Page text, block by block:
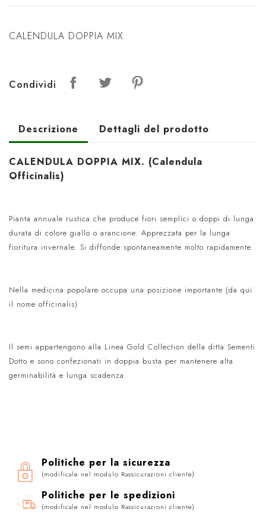
CALENDULA DOPPIA MIX.
Condividi
Descrizione Dettagli del prodotto
CALENDULA DOPPIA MIX. (Calendula
Officinalis)
Pianta annuale rustica che produce fiori semplici o doppi di lunga
durata di colore giallo o arancione. Apprezzata per la lunga
fioritura invernale. Si diffonde spontaneamente molto rapidamente.
Nella medicina popolare occupa una posizione importante (da qui
il nome officinalis)
Il semi appartengono alla Linea Gold Collection della ditta Sementi
Dotto e sono confezionati in doppia busta per mantenere alta
germinabilità e lunga scadenza.
Politiche per la sicurezza
(modificale nel modulo Rassicurazioni cliente)
Politiche per le spedizioni
(modificale nel modulo Rassicurazioni cliente)